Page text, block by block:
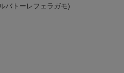
バトーレフェラガモ)